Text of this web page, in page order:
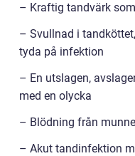
– Kraftig tandvärk
– Svullnad i
tyda på infektion
– En utslagen,
med en olycka
– Blödning från
– Akut tandinfektion